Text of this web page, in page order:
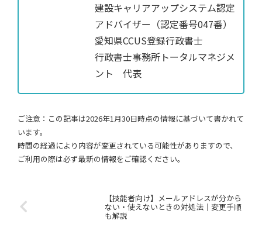
建設キャリアアップシステム認定
アドバイザー（認定番号047番）
愛知県CCUS登録行政書士
行政書士事務所トータルマネジメ
ント 代表
ご注意：この記事は2026年1月30日時点の情報に基づいて書かれて
います。
時間の経過により内容が変更されている可能性がありますので、
ご利用の際は必ず最新の情報をご確認ください。
【技能者向け】メールアドレスが分から
ない・使えないときの対処法｜変更手順
も解説